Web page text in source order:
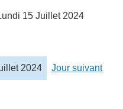
15 Juillet 2024
2024 Jour suivant